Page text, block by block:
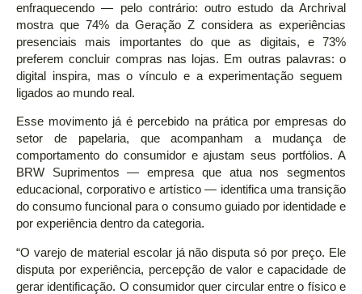
enfraquecendo — pelo contrário: outro estudo da Archrival
mostra que 74% da Geração Z considera as experiências
presenciais mais importantes do que as digitais, e 73%
preferem concluir compras nas lojas. Em outras palavras: o
digital inspira, mas o vínculo e a experimentação seguem
ligados ao mundo real.
Esse movimento já é percebido na prática por empresas do
setor de papelaria, que acompanham a mudança de
comportamento do consumidor e ajustam seus portfólios. A
BRW Suprimentos — empresa que atua nos segmentos
educacional, corporativo e artístico — identifica uma transição
do consumo funcional para o consumo guiado por identidade e
por experiência dentro da categoria.
“O varejo de material escolar já não disputa só por preço. Ele
disputa por experiência, percepção de valor e capacidade de
gerar identificação. O consumidor quer circular entre o físico e